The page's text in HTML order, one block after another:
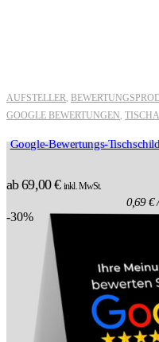
AUFSTELLER,
GOOGLE BEWERTUNGEN,
Google-Bewertungs-
ab69,00€ inkl. MwSt.
0,69€/
-30%